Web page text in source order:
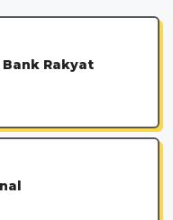
Rakyat